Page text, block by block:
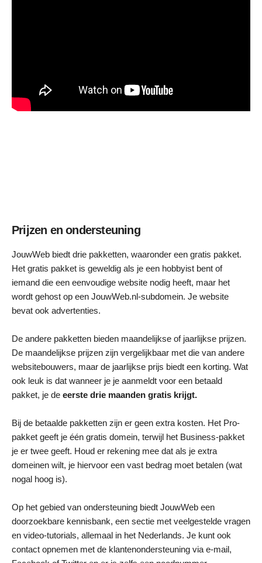
Prijzen en ondersteuning
JouwWeb biedt drie pakketten, waaronder een gratis pakket.
Het gratis pakket is geweldig als je een hobbyist bent of
iemand die een eenvoudige website nodig heeft, maar het
wordt gehost op een JouwWeb.nl-subdomein. Je website
bevat ook advertenties.
De andere pakketten bieden maandelijkse of jaarlijkse prijzen.
De maandelijkse prijzen zijn vergelijkbaar met die van andere
websitebouwers, maar de jaarlijkse prijs biedt een korting. Wat
ook leuk is dat wanneer je je aanmeldt voor een betaald
pakket, je de eerste drie maanden gratis krijgt.
Bij de betaalde pakketten zijn er geen extra kosten. Het Pro-
pakket geeft je één gratis domein, terwijl het Business-pakket
je er twee geeft. Houd er rekening mee dat als je extra
domeinen wilt, je hiervoor een vast bedrag moet betalen (wat
nogal hoog is).
Op het gebied van ondersteuning biedt JouwWeb een
doorzoekbare kennisbank, een sectie met veelgestelde vragen
en video-tutorials, allemaal in het Nederlands. Je kunt ook
contact opnemen met de klantenondersteuning via e-mail,